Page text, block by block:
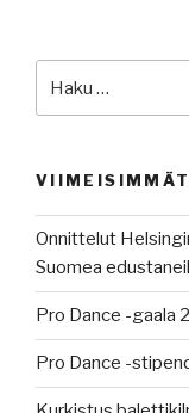
Onnittelut
Suomea
Pro Dance -gaala
Pro Dance -